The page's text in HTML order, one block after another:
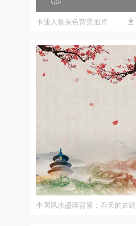
卡通人物灰色背景图片
中国风水墨画背景：春天的古建